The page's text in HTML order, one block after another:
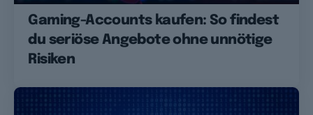
Gaming-Accounts kaufen: So findest
du seriöse Angebote ohne unnötige
Risiken